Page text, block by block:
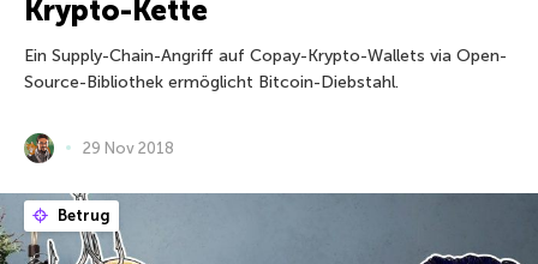
Krypto-Kette
Ein Supply-Chain-Angriff auf Copay-Krypto-Wallets via Open-
Source-Bibliothek ermöglicht Bitcoin-Diebstahl.
29 Nov 2018
Betrug